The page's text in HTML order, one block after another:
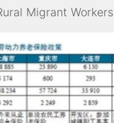
Migrant Workers